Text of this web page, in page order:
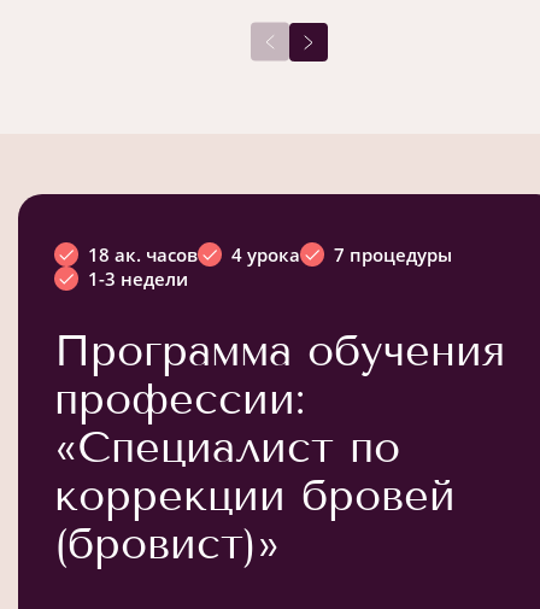
18 ак. часов 4 урока
7 процедуры
1-3 недели
Программа обучения
профессии:
«Специалист по
коррекции бровей
(бровист)»